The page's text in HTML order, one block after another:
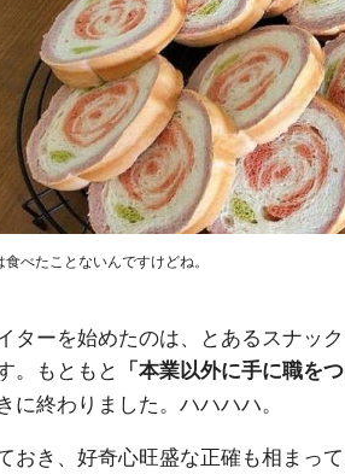
べたことないんですけどね。
ターを始めたのは、とあるスナッ
。もともと 「本業以外に手に職を
に終わりました。ハハハハ。
おき、好奇心旺盛な正確も相まっ